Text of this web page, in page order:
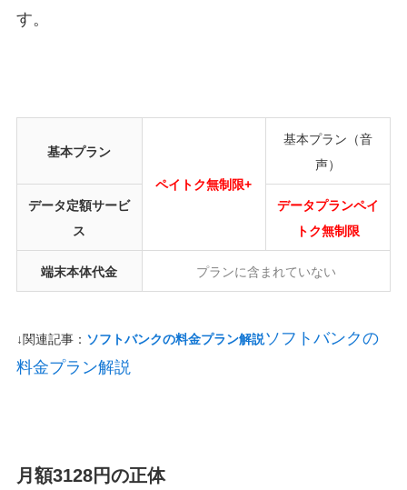
す。
基本プラン
ペイトク無制限+
基本プラン（音
声）
データ定額サービ
ス
データプランペイ
トク無制限
端末本体代金 プランに含まれていない
↓関連記事： ソフトバンクの料金プラン解説ソフトバンクの
料金プラン解説
月額3128円の正体